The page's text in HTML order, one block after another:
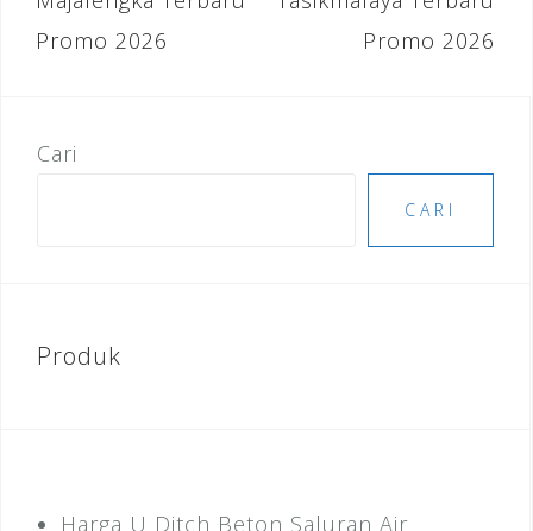
o
k
Promo 2026
Promo 2026
Cari
CARI
Produk
Harga U Ditch Beton Saluran Air